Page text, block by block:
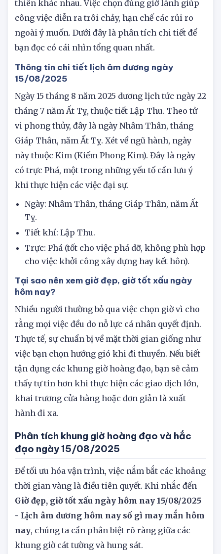
khoảng thời gian trong ngày đều có sự biến
thiên khác nhau. Việc chọn đúng giờ lành giúp
công việc diễn ra trôi chảy, hạn chế các rủi ro
ngoài ý muốn. Dưới đây là phân tích chi tiết để
bạn đọc có cái nhìn tổng quan nhất.
15/08/2025
Ngày 15 tháng 8 năm 2025 dương lịch tức ngày 22
tháng 7 năm Ất Tỵ, thuộc tiết Lập Thu. Theo tử
vi phong thủy, đây là ngày Nhâm Thân, tháng
Giáp Thân, năm Ất Tỵ. Xét về ngũ hành, ngày
này thuộc Kim (Kiếm Phong Kim). Đây là ngày
có trực Phá, một trong những yếu tố cần lưu ý
khi thực hiện các việc đại sự.
Ngày: Nhâm Thân, tháng Giáp Thân, năm Ất
Tỵ.
Tiết khí: Lập Thu.
Trực: Phá (tốt cho việc phá dỡ, không phù hợp
cho việc khởi công xây dựng hay kết hôn).
hôm nay?
Nhiều người thường bỏ qua việc chọn giờ vì cho
rằng mọi việc đều do nỗ lực cá nhân quyết định.
Thực tế, sự chuẩn bị về mặt thời gian giống như
việc bạn chọn hướng gió khi đi thuyền. Nếu biết
tận dụng các khung giờ hoàng đạo, bạn sẽ cảm
thấy tự tin hơn khi thực hiện các giao dịch lớn,
khai trương cửa hàng hoặc đơn giản là xuất
hành đi xa.
Phân tích khung giờ hoàng đạo và hắc
đạo ngày 15/08/2025
Để tối ưu hóa vận trình, việc nắm bắt các khoảng
thời gian vàng là điều tiên quyết. Khi nhắc đến
Giờ đẹp, giờ tốt xấu ngày hôm nay 15/08/2025
- Lịch âm dương hôm nay số gì may mắn hôm
nay, chúng ta cần phân biệt rõ ràng giữa các